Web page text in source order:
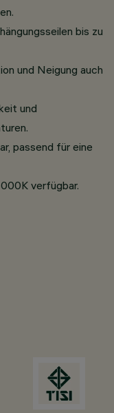
bis zu
und Neigung auch
und
passend für eine
verfügbar.